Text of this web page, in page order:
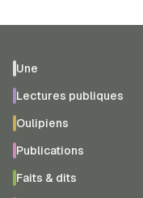
Une
Lectures publiques
Oulipiens
Publications
Faits & dits